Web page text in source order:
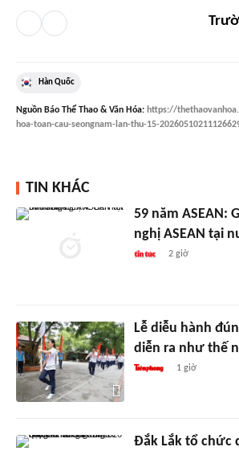
Hàn Quốc
Nguồn Báo Thể Thao & Văn Hóa: https://
hoa-toan-cau-seongnam-lan-thu-15-
TIN KHÁC
59 năm ASEAN:
nghị ASEAN tại
2 giờ
Lễ diễu hành
diễn ra như thế
1 giờ
Đắk Lắk tổ chức